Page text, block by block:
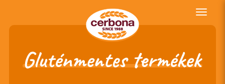
Toggle
Gluténmentes termékek